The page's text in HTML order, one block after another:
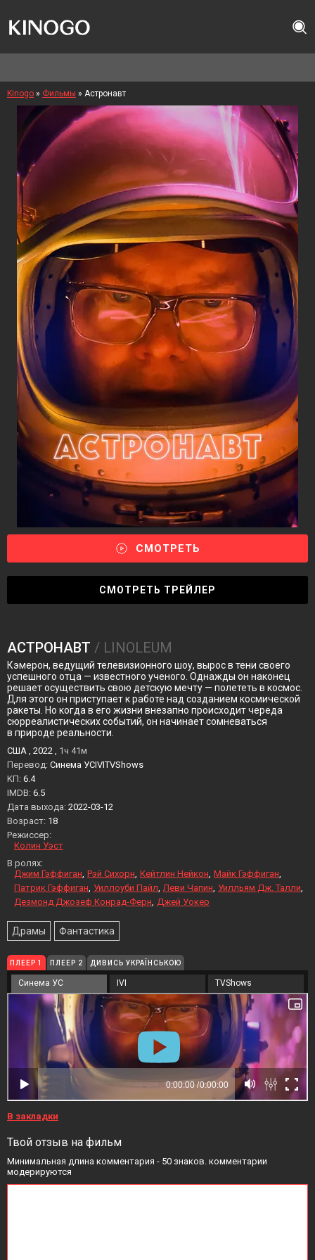
Kinogo » Фильмы » Астронавт
СМОТРЕТЬ
СМОТРЕТЬ ТРЕЙЛЕР
АСТРОНАВТ / LINOLEUM
Кэмерон, ведущий телевизионного шоу, вырос в тени своего
успешного отца — известного ученого. Однажды он наконец
решает осуществить свою детскую мечту — полететь в космос.
Для этого он приступает к работе над созданием космической
ракеты. Но когда в его жизни внезапно происходит череда
сюрреалистических событий, он начинает сомневаться
в природе реальности.
США , 2022 , 1ч 41м
Перевод: Синема УСIVITVShows
KП: 6.4
IMDB: 6.5
Дата выхода: 2022-03-12
Возраст: 18
Режиссер:
Колин Уэст
В ролях:
Джим Гэффиган Рэй Сихорн Кейтлин Нейкон Майк Гэффиган
Патрик Гэффиган Уиллоуби Пайл Леви Чапин Уилльям Дж. Талли
Дезмонд Джозеф Конрад-Ферн Джей Уокер
Драмы Фантастика
ПЛЕЕР 1 ПЛЕЕР 2 ДИВИСЬ УКРАЇНСЬКОЮ
Синема УС IVI TVShows
В закладки
Твой отзыв на фильм
Минимальная длина комментария - 50 знаков. комментарии
модерируются